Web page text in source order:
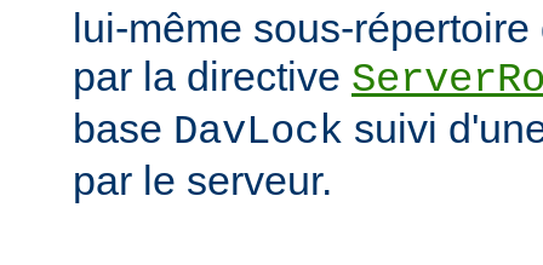
lui-même sous-
par la directive
base DavLock suivi
par le serveur.